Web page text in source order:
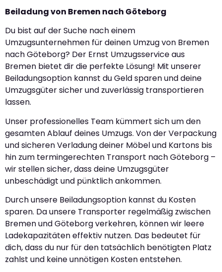
Beiladung von Bremen nach Göteborg
Du bist auf der Suche nach einem
Umzugsunternehmen für deinen Umzug von Bremen
nach Göteborg? Der Ernst Umzugsservice aus
Bremen bietet dir die perfekte Lösung! Mit unserer
Beiladungsoption kannst du Geld sparen und deine
Umzugsgüter sicher und zuverlässig transportieren
lassen.
Unser professionelles Team kümmert sich um den
gesamten Ablauf deines Umzugs. Von der Verpackung
und sicheren Verladung deiner Möbel und Kartons bis
hin zum termingerechten Transport nach Göteborg –
wir stellen sicher, dass deine Umzugsgüter
unbeschädigt und pünktlich ankommen.
Durch unsere Beiladungsoption kannst du Kosten
sparen. Da unsere Transporter regelmäßig zwischen
Bremen und Göteborg verkehren, können wir leere
Ladekapazitäten effektiv nutzen. Das bedeutet für
dich, dass du nur für den tatsächlich benötigten Platz
zahlst und keine unnötigen Kosten entstehen.